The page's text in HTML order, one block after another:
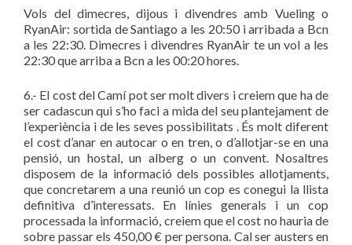
Vols del dimecres, dijous i divendres amb Vueling o
RyanAir: sortida de Santiago a les 20:50 i arribada a Bcn
a les 22:30. Dimecres i divendres RyanAir te un vol a les
22:30 que arriba a Bcn a les 00:20 hores.
6.- El cost del Camí pot ser molt divers i creiem que ha de
ser cadascun qui s’ho faci a mida del seu plantejament de
l’experiència i de les seves possibilitats . És molt diferent
el cost d’anar en autocar o en tren, o d’allotjar-se en una
pensió, un hostal, un alberg o un convent. Nosaltres
disposem de la informació dels possibles allotjaments,
que concretarem a una reunió un cop es conegui la llista
definitiva d’interessats. En línies generals i un cop
processada la informació, creiem que el cost no hauria de
sobre passar els 450,00 € per persona. Cal ser austers en